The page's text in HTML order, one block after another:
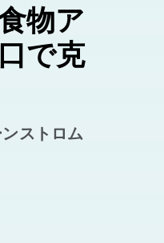
物ア
で克
ストロム